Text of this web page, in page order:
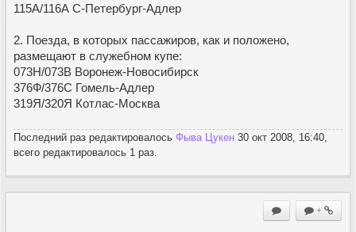
115А/116А С-Петербург-Адлер
2. Поезда, в которых пассажиров, как и положено,
размещают в служебном купе:
073Н/073В Воронеж-Новосибирск
376Ф/376С Гомель-Адлер
319Я/320Я Котлас-Москва
Последний раз редактировалось Фыва Цукен 30 окт 2008, 16:40,
всего редактировалось 1 раз.
+